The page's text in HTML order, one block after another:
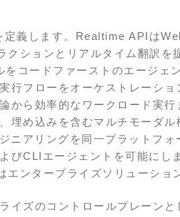
定義します。Realtime APIは
クションとリアルタイム翻訳を
コードファーストのエージェ
行フローをオーケストレーシ
から効率的なワークロード実
埋め込みを含むマルチモーダル
アリングを同一プラットフォ
びCLIエージェントを可能にし
ンタープライズソリューショ
イズのコントロールプレーンと